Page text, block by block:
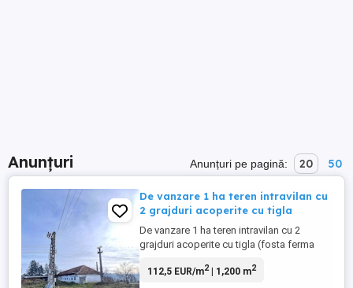
Anunțuri Anunțuri pe pagină: 20 50
De vanzare 1 ha teren intravilan cu
2 grajduri acoperite cu tigla
De vanzare 1 ha teren intravilan cu 2
grajduri acoperite cu tigla (fosta ferma
grajdului numarul 1 aproximativ 500 m
112,5 EUR/m2| 1,200 m2